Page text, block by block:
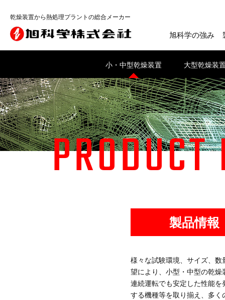
乾燥装置から熱処理プラントの総合メーカー
旭科学の強み
小・中型乾燥装置 大型乾燥装
製品情報
様々な試験環境、サイズ、
望により、小型・中型の乾
連続運転でも安定した性能
する機種等を取り揃え、多